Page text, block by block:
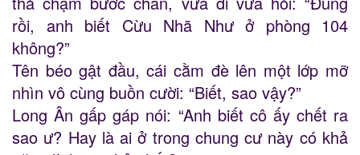
rồi, anh biết Cừu Nhã Như ở phòng 104
không?”
Tên béo gật đầu, cái cằm đè lên một lớp mỡ
nhìn vô cùng buồn cười: “Biết, sao vậy?”
Long Ân gấp gáp nói: “Anh biết cô ấy chết ra
sao ư? Hay là ai ở trong chung cư này có khả